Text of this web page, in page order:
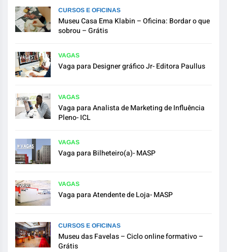
CURSOS E OFICINAS
Museu Casa Ema Klabin – Oficina: Bordar o que
sobrou – Grátis
VAGAS
Vaga para Designer gráfico Jr- Editora Paullus
VAGAS
Vaga para Analista de Marketing de Influência
Pleno- ICL
VAGAS
Vaga para Bilheteiro(a)- MASP
VAGAS
Vaga para Atendente de Loja- MASP
CURSOS E OFICINAS
Museu das Favelas – Ciclo online formativo –
Grátis